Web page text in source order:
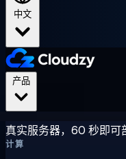
中文
真实服务器，60 秒即可
计算